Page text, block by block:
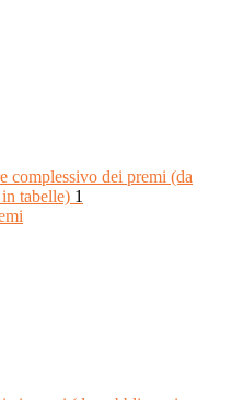
complessivo dei premi (da
tabelle) 1